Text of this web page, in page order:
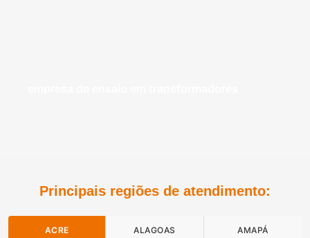
Principais regiões de atendimento:
ACRE ALAGOAS AMAPÁ